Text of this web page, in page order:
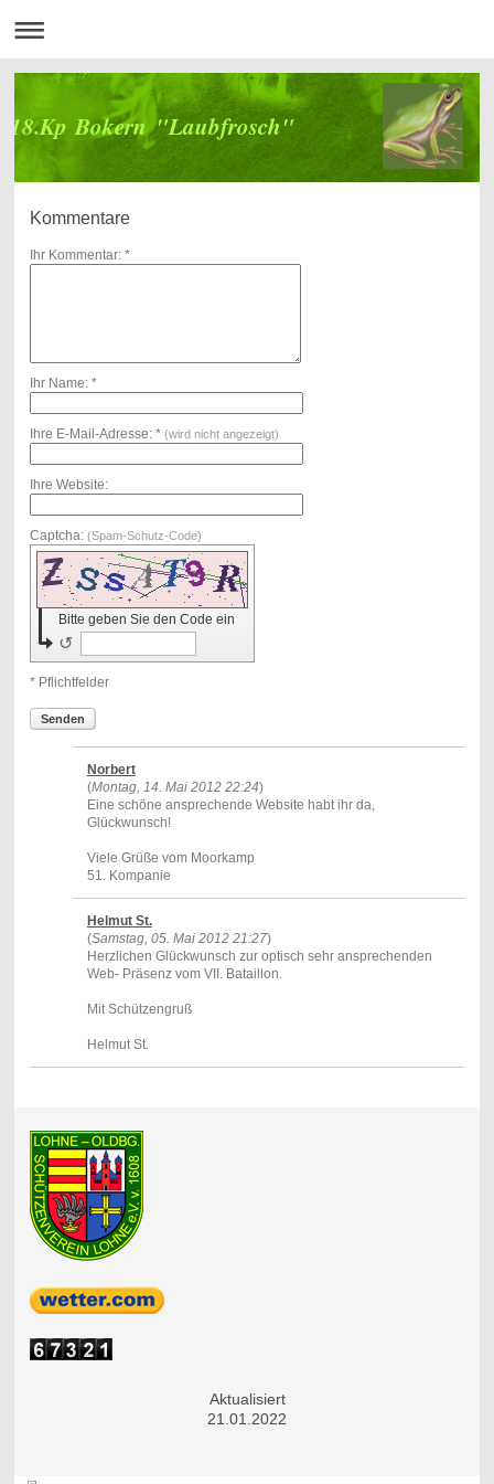
18.Kp Bokern "Laubfrosch"
Kommentare
Ihr Kommentar: *
Ihr Name: *
Ihre E-Mail-Adresse: * (wird nicht angezeigt)
Ihre Website:
Captcha: (Spam-Schutz-Code)
Bitte geben Sie den Code ein
↺
* Pflichtfelder
Senden
Norbert
(Montag, 14. Mai 2012 22:24)
Eine schöne ansprechende Website habt ihr da,
Glückwunsch!
Viele Grüße vom Moorkamp
51. Kompanie
Helmut St.
(Samstag, 05. Mai 2012 21:27)
Herzlichen Glückwunsch zur optisch sehr ansprechenden
Web- Präsenz vom VII. Bataillon.
Mit Schützengruß
Helmut St.
Aktualisiert
21.01.2022